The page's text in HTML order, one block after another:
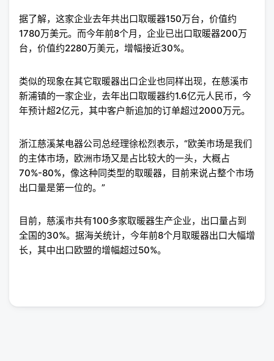
据了解，这家企业去年共出口取暖器150万台，价值约
1780万美元。而今年前8个月，企业已出口取暖器200万
台，价值约2280万美元，增幅接近30%。
类似的现象在其它取暖器出口企业也同样出现，在慈溪市
新浦镇的一家企业，去年出口取暖器约1.6亿元人民币，今
年预计超2亿元，其中客户新追加的订单超过2000万元。
浙江慈溪某电器公司总经理徐松烈表示，“欧美市场是我们
的主体市场，欧洲市场又是占比较大的一头，大概占
70%-80%，像这种同类型的取暖器，目前来说占整个市场
出口量是第一位的。”
目前，慈溪市共有100多家取暖器生产企业，出口量占到
全国的30%。据海关统计，今年前8个月取暖器出口大幅增
长，其中出口欧盟的增幅超过50%。